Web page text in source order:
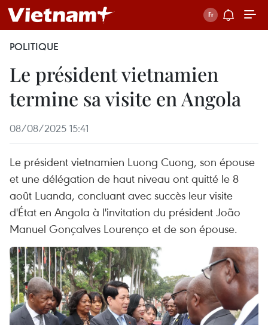
POLITIQUE
Le président vietnamien
termine sa visite en Angola
08/08/2025 15:41
Le président vietnamien Luong Cuong, son épouse
et une délégation de haut niveau ont quitté le 8
août Luanda, concluant avec succès leur visite
d'État en Angola à l'invitation du président João
Manuel Gonçalves Lourenço et de son épouse.